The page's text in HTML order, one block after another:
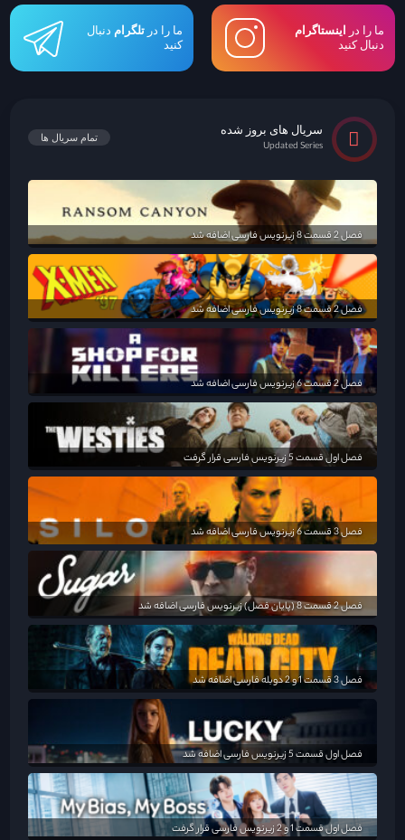
ما را در
اینستاگرام
دنبال کنید
ما را در تلگرام دنبال
کنید
سریال های بروز شده
Updated Series
تمام سریال ها
فصل 2 قسمت 8 زیرنویس فارسی اضافه شد
فصل 2 قسمت 8 زیرنویس فارسی اضافه شد
فصل 2 قسمت 6 زیرنویس فارسی اضافه شد
فصل اول قسمت 5 زیرنویس فارسی قرار گرفت
فصل 3 قسمت 6 زیرنویس فارسی اضافه شد
فصل 2 قسمت 8 (پایان فصل) زیرنویس فارسی اضافه شد
فصل 3 قسمت 1 و 2 دوبله فارسی اضافه شد
فصل اول قسمت 5 زیرنویس فارسی اضافه شد
فصل اول قسمت 1 و 2 زیرنویس فارسی قرار گرفت